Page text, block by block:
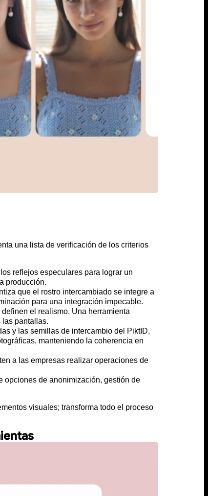
una lista de verificación de los criterios
reflejos especulares para lograr un
producción.
que el rostro intercambiado se integre a
para una integración impecable.
el realismo. Una herramienta
las pantallas.
y las semillas de intercambio del PiktID,
manteniendo la coherencia en
a las empresas realizar operaciones de
opciones de anonimización, gestión de
visuales; transforma todo el proceso